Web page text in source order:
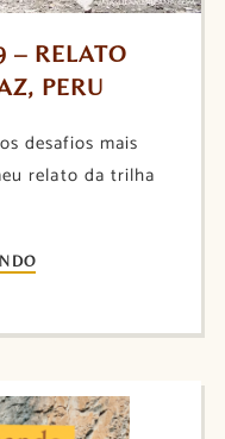
– RELATO
PERU
desafios mais
relato da trilha